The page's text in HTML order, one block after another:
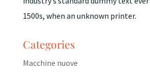
1500s, when an unknown printer.
Categories
Macchine nuove